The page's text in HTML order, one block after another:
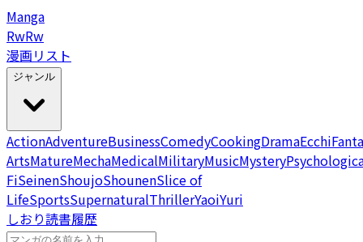
Manga
RwRw
漫画リスト
ジャンル
ActionAdventureBusinessComedyCookingDramaEcchi
ArtsMatureMechaMedicalMilitaryMusicMystery
FiSeinenShoujoShounenSlice of
LifeSportsSupernaturalThrillerYaoiYuri
しおり読書履歴